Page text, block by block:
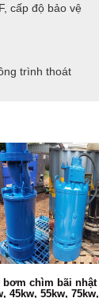
cấp độ bảo vệ
trình thoát
bơm chìm bãi nhật
45kw, 55kw, 75kw,